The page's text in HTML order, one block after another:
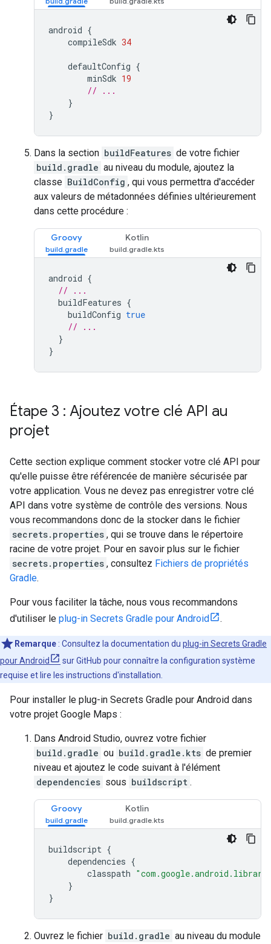
android {
compileSdk 34
defaultConfig {
minSdk 19
// ...
}
}
Dans la section buildFeatures de votre fichier
build.gradle au niveau du module, ajoutez la
classe BuildConfig , qui vous permettra d'accéder
aux valeurs de métadonnées définies ultérieurement
dans cette procédure :
Groovy Kotlin
android {
// ...
buildFeatures {
buildConfig true
// ...
}
}
Étape 3 : Ajoutez votre clé API au
projet
Cette section explique comment stocker votre clé API pour
qu'elle puisse être référencée de manière sécurisée par
votre application. Vous ne devez pas enregistrer votre clé
API dans votre système de contrôle des versions. Nous
vous recommandons donc de la stocker dans le fichier
secrets.properties , qui se trouve dans le répertoire
racine de votre projet. Pour en savoir plus sur le fichier
secrets.properties , consultez Fichiers de propriétés
Gradle.
Pour vous faciliter la tâche, nous vous recommandons
d'utiliser le plug-in Secrets Gradle pour Android .
Remarque : Consultez la documentation du plug-in Secrets Gradle
pour Android
sur GitHub pour connaître la configuration système
requise et lire les instructions d'installation.
Pour installer le plug-in Secrets Gradle pour Android dans
votre projet Google Maps :
Dans Android Studio, ouvrez votre fichier
build.gradle ou build.gradle.kts de premier
niveau et ajoutez le code suivant à l'élément
dependencies sous buildscript .
Groovy Kotlin
buildscript {
dependencies {
classpath
}
}
Ouvrez le fichier build.gradle au niveau du module